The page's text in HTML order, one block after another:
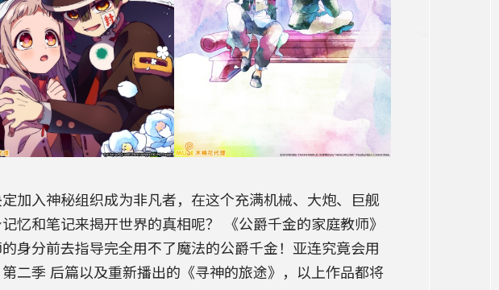
加入神秘组织成为非凡者，在这个充满机械、大炮、巨舰
忆和笔记来揭开世界的真相呢？ 《公爵千金的家庭教师》
身分前去指导完全用不了魔法的公爵千金！亚连究竟会用
二季 后篇以及重新播出的《寻神的旅途》，以上作品都将